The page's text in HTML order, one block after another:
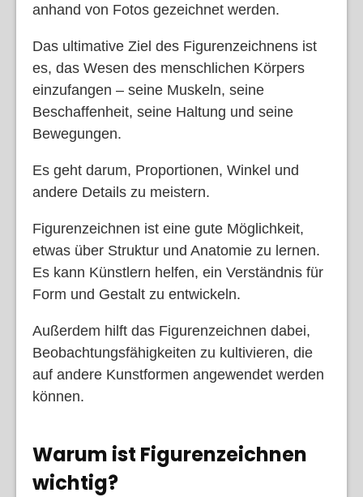
anhand von Fotos gezeichnet werden.
Das ultimative Ziel des Figurenzeichnens ist
es, das Wesen des menschlichen Körpers
einzufangen – seine Muskeln, seine
Beschaffenheit, seine Haltung und seine
Bewegungen.
Es geht darum, Proportionen, Winkel und
andere Details zu meistern.
Figurenzeichnen ist eine gute Möglichkeit,
etwas über Struktur und Anatomie zu lernen.
Es kann Künstlern helfen, ein Verständnis für
Form und Gestalt zu entwickeln.
Außerdem hilft das Figurenzeichnen dabei,
Beobachtungsfähigkeiten zu kultivieren, die
auf andere Kunstformen angewendet werden
können.
Warum ist Figurenzeichnen
wichtig?